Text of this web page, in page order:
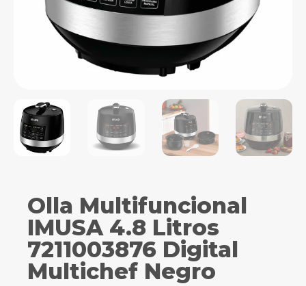
Olla Multifuncional
IMUSA 4.8 Litros
7211003876 Digital
Multichef Negro